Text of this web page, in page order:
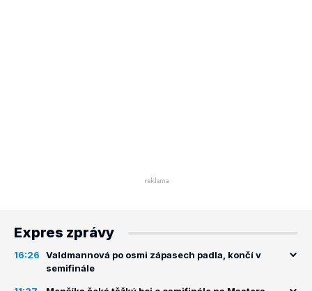
Expres zprávy
16:26
Valdmannová po osmi zápasech padla, končí v
semifinále